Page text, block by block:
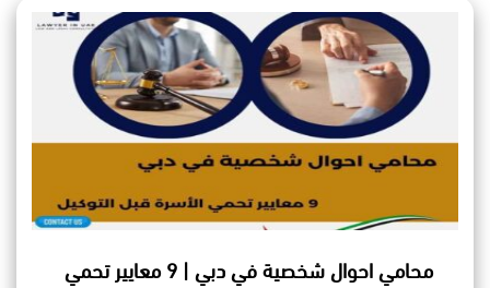
محامي احوال شخصية في دبي | 9 معايير تحمي